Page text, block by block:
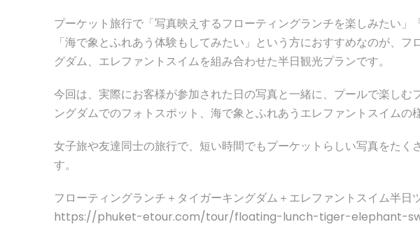
プーケット旅行で「写真映えするフローティングランチを楽しみたい」
「海で象とふれあう体験もしてみたい」という方におすすめなのが、
グダム、エレファントスイムを組み合わせた半日観光プランです。
今回は、実際にお客様が参加された日の写真と一緒に、プールで楽しむ
ングダムでのフォトスポット、海で象とふれあうエレファントスイムの
女子旅や友達同士の旅行で、短い時間でもプーケットらしい写真をたく
す。
フローティングランチ＋タイガーキングダム＋エレファントスイム半日
https://phuket-etour.com/tour/floating-lunch-tiger-elephant-